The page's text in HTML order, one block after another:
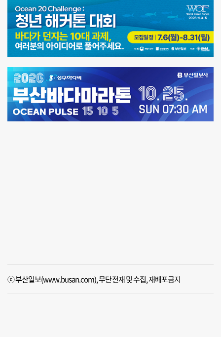
ⓒ 부산일보(www.busan.com), 무단전재 및 수집, 재배포금지